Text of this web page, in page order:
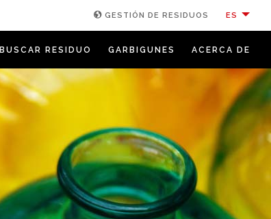
GESTIÓN DE RESIDUOS ES
BUSCAR RESIDUO GARBIGUNES ACERCA DE